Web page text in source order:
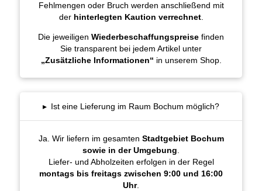
Fehlmengen oder Bruch werden anschließend mit
der hinterlegten Kaution verrechnet.
Die jeweiligen Wiederbeschaffungspreise finden
Sie transparent bei jedem Artikel unter
„Zusätzliche Informationen“ in unserem Shop.
▸ Ist eine Lieferung im Raum Bochum möglich?
Ja. Wir liefern im gesamten Stadtgebiet Bochum
sowie in der Umgebung
Liefer- und Abholzeiten erfolgen in der Regel
montags bis freitags zwischen 9:00 und 16:00
Uhr.